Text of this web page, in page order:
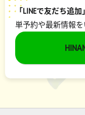
「LINEで友だち追加」
単予約や最新情報を